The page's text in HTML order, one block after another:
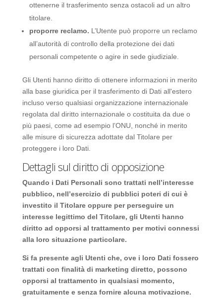
ottenerne il trasferimento senza ostacoli ad un altro
titolare.
proporre reclamo. L’Utente può proporre un reclamo
all’autorità di controllo della protezione dei dati
personali competente o agire in sede giudiziale.
Gli Utenti hanno diritto di ottenere informazioni in merito
alla base giuridica per il trasferimento di Dati all'estero
incluso verso qualsiasi organizzazione internazionale
regolata dal diritto internazionale o costituita da due o
più paesi, come ad esempio l’ONU, nonché in merito
alle misure di sicurezza adottate dal Titolare per
proteggere i loro Dati.
Dettagli sul diritto di opposizione
Quando i Dati Personali sono trattati nell’interesse
pubblico, nell’esercizio di pubblici poteri di cui è
investito il Titolare oppure per perseguire un
interesse legittimo del Titolare, gli Utenti hanno
diritto ad opporsi al trattamento per motivi connessi
alla loro situazione particolare.
Si fa presente agli Utenti che, ove i loro Dati fossero
trattati con finalità di marketing diretto, possono
opporsi al trattamento in qualsiasi momento,
gratuitamente e senza fornire alcuna motivazione.